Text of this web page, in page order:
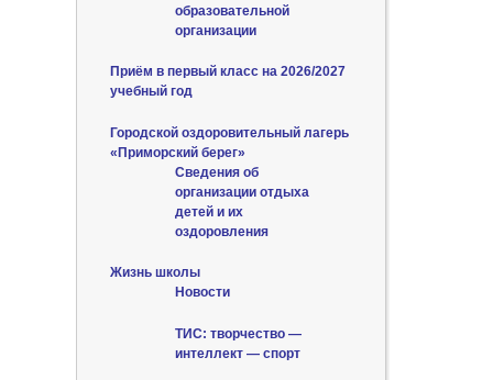
образовательной
организации
Приём в первый класс на 2026/2027
учебный год
Городской оздоровительный лагерь
«Приморский берег»
Сведения об
организации отдыха
детей и их
оздоровления
Жизнь школы
Новости
ТИС: творчество —
интеллект — спорт